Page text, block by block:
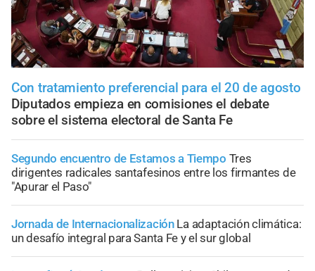
Con tratamiento preferencial para el 20 de agosto
Diputados empieza en comisiones el debate
sobre el sistema electoral de Santa Fe
Segundo encuentro de Estamos a Tiempo Tres
dirigentes radicales santafesinos entre los firmantes de
"Apurar el Paso"
Jornada de Internacionalización La adaptación climática:
un desafío integral para Santa Fe y el sur global